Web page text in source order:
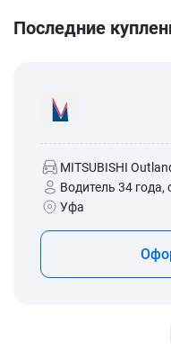
Последние
MITSUBISHI
Водитель 34 года,
Уфа